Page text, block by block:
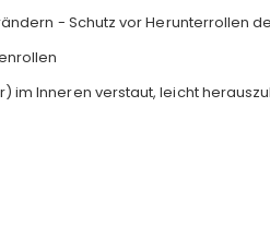
- Schutz vor Herunterrollen
im Inneren verstaut, leicht